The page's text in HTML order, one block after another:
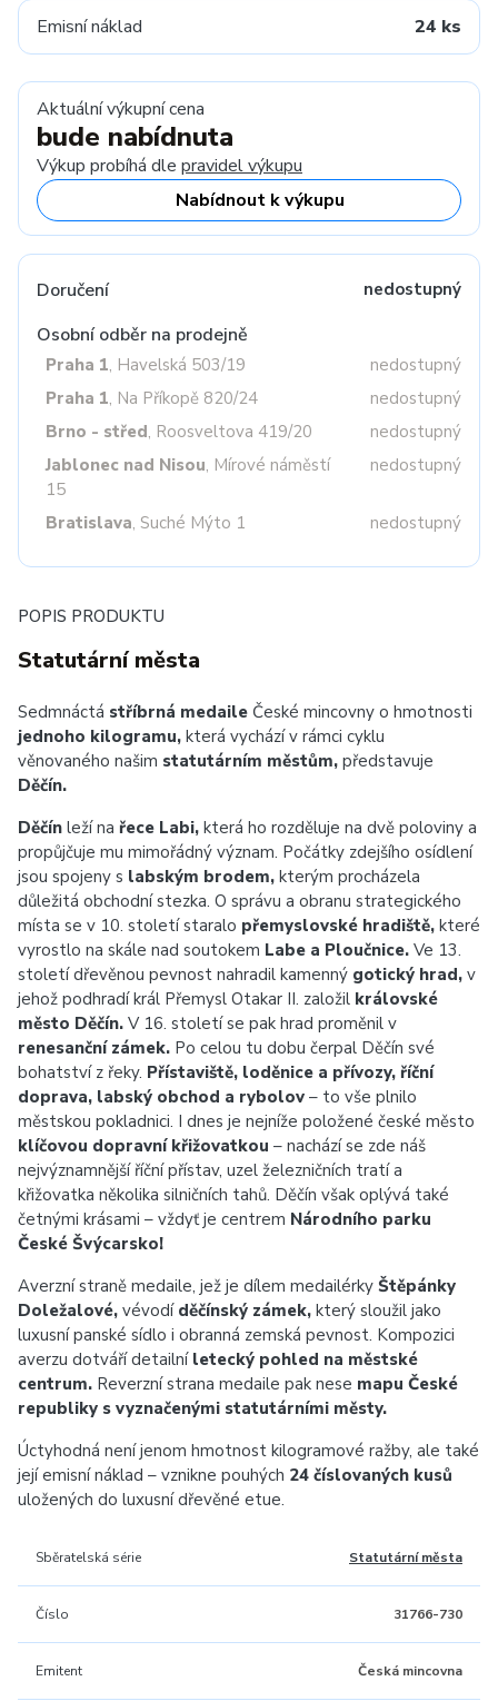
Emisní náklad 24 ks
Aktuální výkupní cena
bude nabídnuta
Výkup probíhá dle pravidel výkupu
Nabídnout k výkupu
Doručení nedostupný
Osobní odběr na prodejně
Praha 1, Havelská 503/19
nedostupný
Praha 1, Na Příkopě 820/24
nedostupný
Brno - střed, Roosveltova 419/20
nedostupný
Jablonec nad Nisou, Mírové náměstí
15
nedostupný
Bratislava, Suché Mýto 1 nedostupný
POPIS PRODUKTU
Statutární města
Sedmnáctá stříbrná medaile České mincovny o hmotnosti
jednoho kilogramu, která vychází v rámci cyklu
věnovaného našim statutárním městům, představuje
Děčín.
Děčín leží na řece Labi, která ho rozděluje na dvě poloviny a
propůjčuje mu mimořádný význam. Počátky zdejšího osídlení
jsou spojeny s labským brodem, kterým procházela
důležitá obchodní stezka. O správu a obranu strategického
místa se v 10. století staralo přemyslovské hradiště, které
vyrostlo na skále nad soutokem Labe a Ploučnice. Ve 13.
století dřevěnou pevnost nahradil kamenný gotický hrad, v
jehož podhradí král Přemysl Otakar II. založil královské
město Děčín. V 16. století se pak hrad proměnil v
renesanční zámek. Po celou tu dobu čerpal Děčín své
bohatství z řeky. Přístaviště, loděnice a přívozy, říční
doprava, labský obchod a rybolov – to vše plnilo
městskou pokladnici. I dnes je nejníže položené české město
klíčovou dopravní křižovatkou – nachází se zde náš
nejvýznamnější říční přístav, uzel železničních tratí a
křižovatka několika silničních tahů. Děčín však oplývá také
četnými krásami – vždyť je centrem Národního parku
České Švýcarsko!
Averzní straně medaile, jež je dílem medailérky Štěpánky
Doležalové, vévodí děčínský zámek, který sloužil jako
luxusní panské sídlo i obranná zemská pevnost. Kompozici
averzu dotváří detailní letecký pohled na městské
centrum. Reverzní strana medaile pak nese mapu České
republiky s vyznačenými statutárními městy.
Úctyhodná není jenom hmotnost kilogramové ražby, ale také
její emisní náklad – vznikne pouhých 24 číslovaných kusů
uložených do luxusní dřevěné etue.
Sběratelská série Statutární města
Číslo 31766-730
Emitent Česká mincovna